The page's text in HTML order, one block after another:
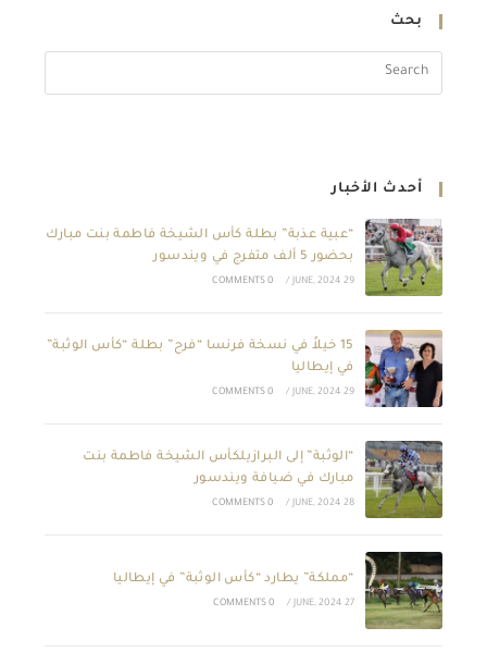
بحث
أحدث الأخبار
“عبية عذبة” بطلة كأس الشيخة فاطمة بنت مبارك
بحضور 5 ألف متفرج في ويندسور
29 JUNE, 2024
/
0 COMMENTS
15 خيلاً في نسخة فرنسا “فرح” بطلة “كأس الوثبة”
في إيطاليا
29 JUNE, 2024
/
0 COMMENTS
“الوثبة” إلى البرازيلكأس الشيخة فاطمة بنت
مبارك في ضيافة ويندسور
28 JUNE, 2024
/
0 COMMENTS
“مملكة” يطارد “كأس الوثبة” في إيطاليا
27 JUNE, 2024
/
0 COMMENTS